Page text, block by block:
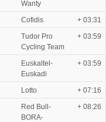
Wanty
Cofidis
+ 03:31
Tudor Pro
Cycling Team
+ 03:59
Euskaltel-
Euskadi
+ 03:59
Lotto
+ 07:16
Red Bull-
BORA-
+ 08:26